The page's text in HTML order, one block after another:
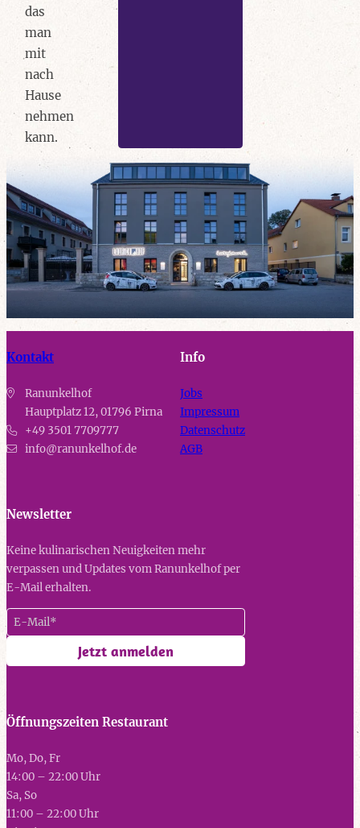
das
man
mit
nach
Hause
nehmen
kann.
Kontakt
Ranunkelhof
Hauptplatz 12,01796 Pirna
+49 3501 7709777
info@ranunkelhof.de
Info
Jobs
Impressum
Datenschutz
AGB
Öffnungszeiten Restaurant
Mo, Do, Fr
14:00 – 22:00 Uhr
Sa, So
11:00 – 22:00 Uhr
Newsletter
Keine kulinarischen Neuigkeiten mehr
verpassen und Updates vom Ranunkelhof per
E-Mail erhalten.